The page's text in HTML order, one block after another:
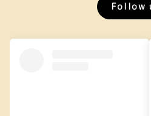
Follow